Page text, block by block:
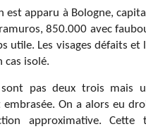
apparu à Bologne,
850.000 avec
utile. Les visages défaits
cas isolé.
pas deux trois mais
embrasée. On a alors eu
approximative.